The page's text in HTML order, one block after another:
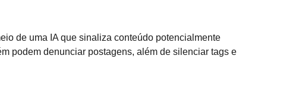
de uma IA que sinaliza conteúdo potencialmente
podem denunciar postagens, além de silenciar tags e